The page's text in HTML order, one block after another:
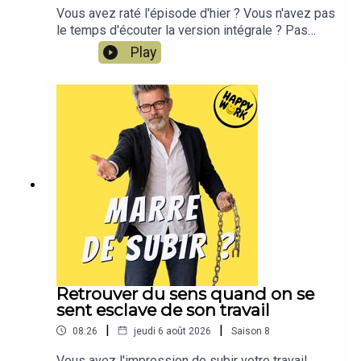
Vous avez raté l'épisode d'hier ? Vous n'avez pas
le temps d'écouter la version intégrale ? Pas
d'inquiétude, Happy Work LE RÉSUMÉ est là !!!En
moins de 2 minutes, l'épisode d'hier est résumé
!!!!NOUVEAU : retrouvez moi sur WhatsApp sur la
chaîne Happy Work... pas de spam, c'est gratuit et
il n'y a que du feelgood !!! :
https://whatsapp.com/channel/0029VbBSSbM6B
IEm0yskHH2gEt pour retrouver tous mes
contenus, tests, articles, vidéos : cliquez ici
Play
Retrouver du sens quand on se
sent esclave de son travail
08:26 | jeudi 6 août 2026 | Saison 8